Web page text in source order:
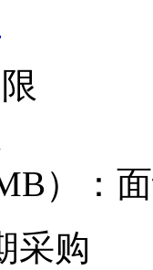
）：
采购